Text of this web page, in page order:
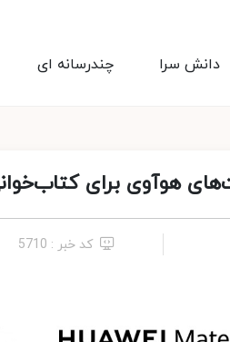
چندرسانه ای دانش سرا
هوآوی برای
کد خبر : 5710